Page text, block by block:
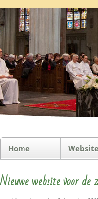
Home
Nieuwe website voor de